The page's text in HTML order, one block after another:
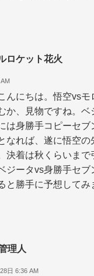
ロケット花火
んにちは。悟空vsモ
か、見物ですね。ベ
は身勝手コピーセブ
なれば、遂に悟空の
決着は秋くらいまで
ジータvs身勝手セブ
と勝手に予想してみ
理人
日 6:36 AM